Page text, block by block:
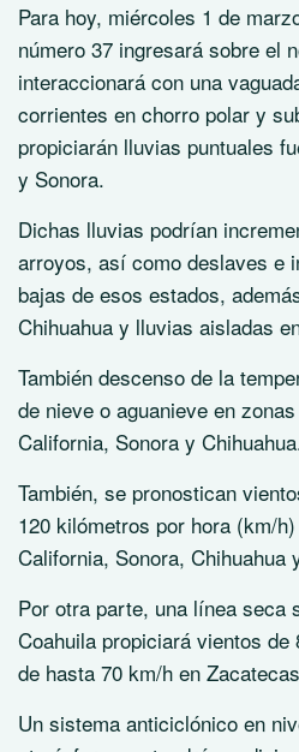
Para hoy, miércoles 1 de
número 37 ingresará sobre el
interaccionará con una
corrientes en chorro polar y
propiciarán lluvias puntuales
y Sonora.
Dichas lluvias podrían
arroyos, así como deslaves e
bajas de esos estados,
Chihuahua y lluvias aisladas
También descenso de la
de nieve o aguanieve en
California, Sonora y
También, se pronostican
120 kilómetros por hora (km/
California, Sonora, Chihuahua
Por otra parte, una línea seca
Coahuila propiciará vientos
de hasta 70 km/h en
Un sistema anticiclónico en